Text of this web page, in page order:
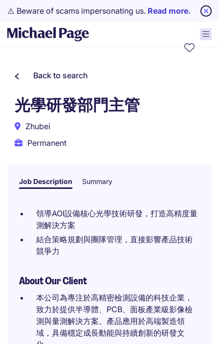
⚠️ Beware of scams impersonating us. Read more.
Back to search
光學研發部門主管
Zhubei
Permanent
Job Description Summary
領導AOI設備核心光學技術研發，打造高精度量
測解決方案
結合策略規劃與團隊管理，直接影響產品技術
競爭力
About Our Client
本公司為專注於高精密檢測設備的科技企業，
致力於提供半導體、PCB、面板產業級影像檢
測與量測解決方案。產品應用於高端製造領
域，具備穩定成長動能與持續創新的研發文